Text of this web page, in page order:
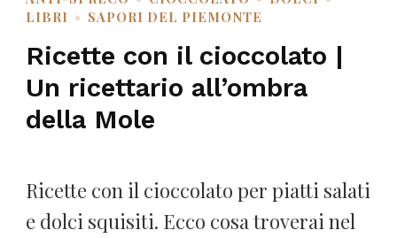
LIBRI
SAPORI DEL PIEMONTE
Ricette con il cioccolato |
Un ricettario all’ombra
della Mole
Ricette con il cioccolato per piatti salati
e dolci squisiti. Ecco cosa troverai nel